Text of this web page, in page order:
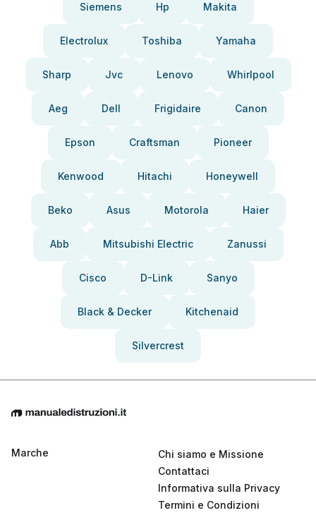
Siemens Hp Makita
Electrolux Toshiba Yamaha
Sharp Jvc Lenovo Whirlpool
Aeg Dell Frigidaire Canon
Epson Craftsman Pioneer
Kenwood Hitachi Honeywell
Beko Asus Motorola Haier
Abb Mitsubishi Electric Zanussi
Cisco D-Link Sanyo
Black & Decker Kitchenaid
Silvercrest
Marche
Chi siamo e Missione
Contattaci
Informativa sulla Privacy
Termini e Condizioni